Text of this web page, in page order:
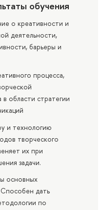
обучения
о креативности и
деятельности,
барьеры и
процесса,
в области стратегии
и технологию
творческого
их при
задачи.
основных
дать
по